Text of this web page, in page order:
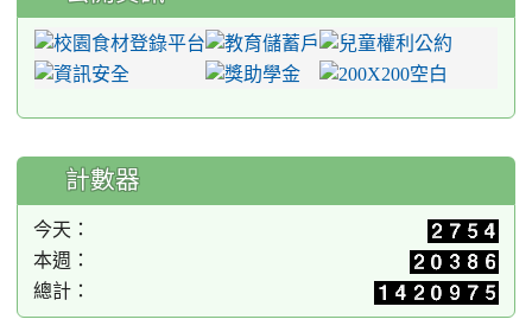
計數器
今天：
本週：
總計：